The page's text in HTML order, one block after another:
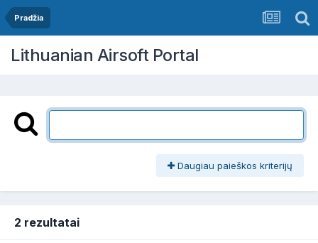
Pradžia
Lithuanian Airsoft Portal
Daugiau paieškos kriterijų
2 rezultatai